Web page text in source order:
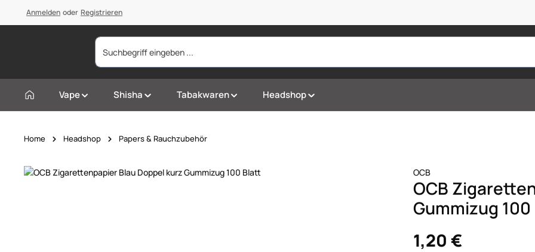
Zur Hauptnavigation springen
Anmelden oder Registrieren
Vape Shisha Tabakwaren Headshop
Home Headshop Papers & Rauchzubehör
Bildergalerie überspringen OCB
OCB
Gummizug
1,20 €